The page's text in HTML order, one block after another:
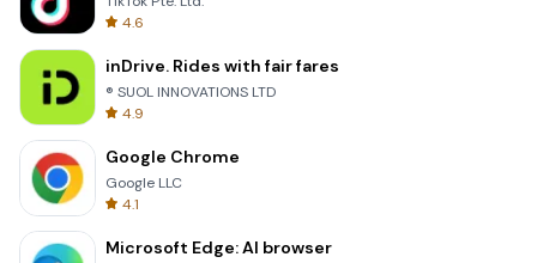
4.6
inDrive. Rides with fair fares
® SUOL INNOVATIONS LTD
4.9
Google Chrome
Google LLC
4.1
Microsoft Edge: AI browser